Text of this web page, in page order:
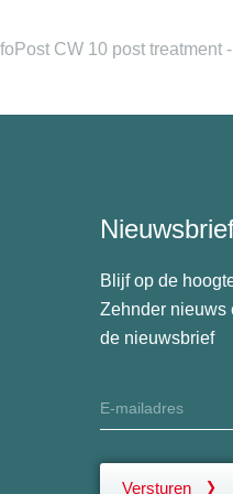
CW 10 post treatment
Blijf op de
Zehnder nieuws
de nieuwsbrief
Versturen